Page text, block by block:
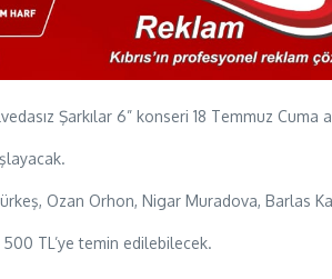
Şarkılar 6” konseri 18 Temmuz Cuma
Ozan Orhon, Nigar Muradova, Barlas
500 TL’ye temin edilebilecek.